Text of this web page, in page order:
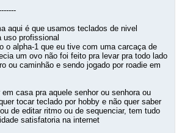
aqui é que usamos teclados de nivel
uso profissional
o alpha-1 que eu tive com uma carcaça de
um ovo não foi feito pra levar pra todo lado
ou caminhão e sendo jogado por roadie em
casa pra aquele senhor ou senhora ou
tocar teclado por hobby e não quer saber
de editar ritmo ou de sequenciar, tem tudo
satisfatoria na internet